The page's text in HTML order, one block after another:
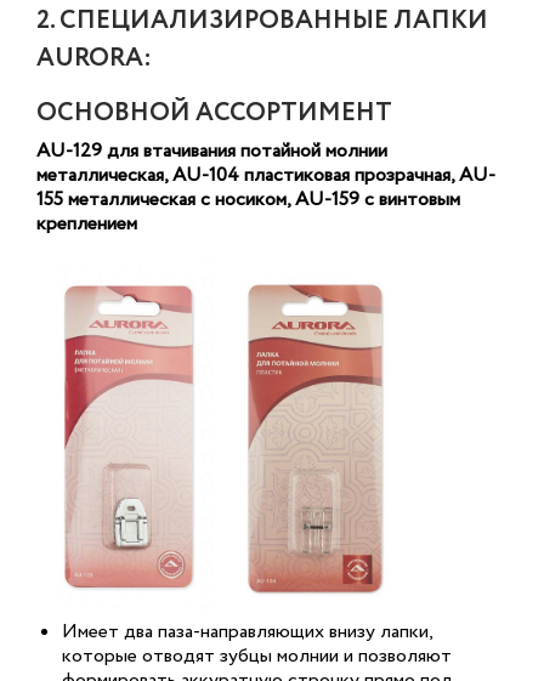
2. СПЕЦИАЛИЗИРОВАННЫЕ ЛАПКИ
AURORA:
ОСНОВНОЙ АССОРТИМЕНТ
AU-129 для втачивания потайной молнии
металлическая, AU-104 пластиковая прозрачная, AU-
155 металлическая с носиком, AU-159 с винтовым
креплением
Имеет два паза-направляющих внизу лапки,
которые отводят зубцы молнии и позволяют